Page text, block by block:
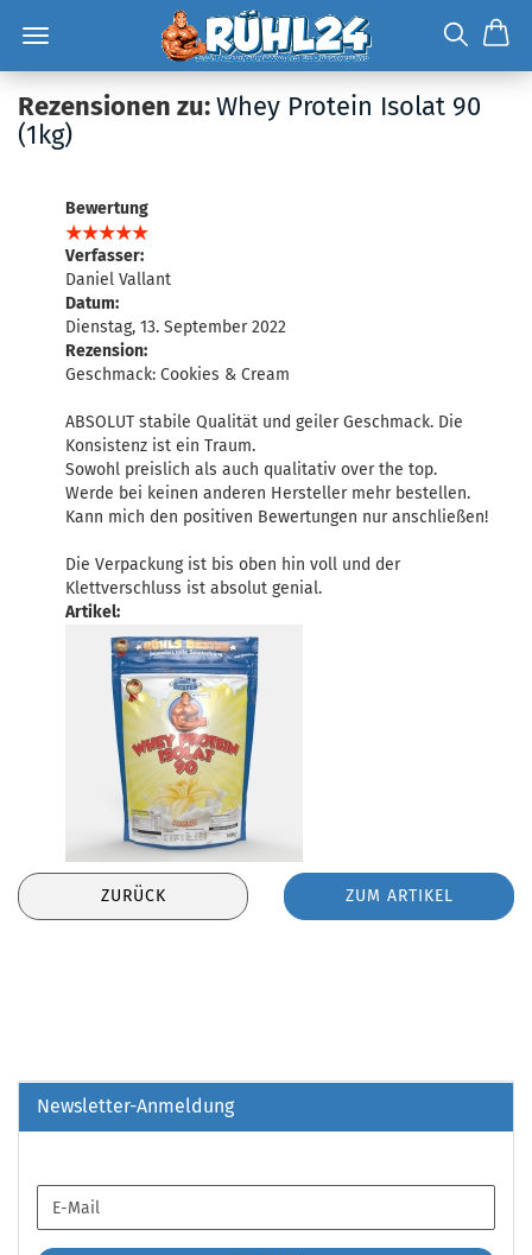
Rezensionen zu:Whey Protein Isolat 90
(1kg)
Bewertung
Verfasser:
Daniel Vallant
Datum:
Dienstag, 13. September 2022
Rezension:
Geschmack: Cookies & Cream
ABSOLUT stabile Qualität und geiler Geschmack. Die
Konsistenz ist ein Traum.
Sowohl preislich als auch qualitativ over the top.
Werde bei keinen anderen Hersteller mehr bestellen.
Kann mich den positiven Bewertungen nur anschließen!
Die Verpackung ist bis oben hin voll und der
Klettverschluss ist absolut genial.
Artikel:
ZURÜCK ZUM ARTIKEL
Newsletter-Anmeldung
ZUR
E-
Mail